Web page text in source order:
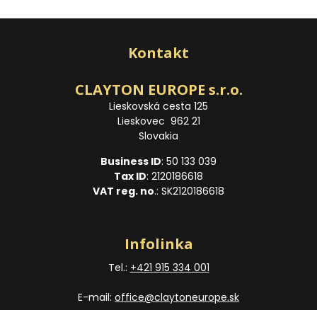
Kontakt
CLAYTON EUROPE s.r.o.
Lieskovská cesta 125
Lieskovec 962 21
Slovakia
Business ID: 50 133 039
Tax ID: 2120186618
VAT reg. no.: SK2120186618
Infolinka
Tel.: +421 915 334 001
E-mail: office@claytoneurope.sk